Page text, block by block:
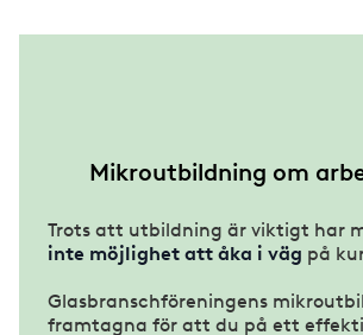
Mikroutbildning om
Trots att utbildning är viktigt har
inte möjlighet att åka i väg på
Glasbranschföreningens
framtagna för att du på ett